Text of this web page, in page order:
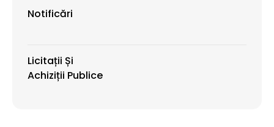
Notificări
Licitații Și
Achiziții Publice